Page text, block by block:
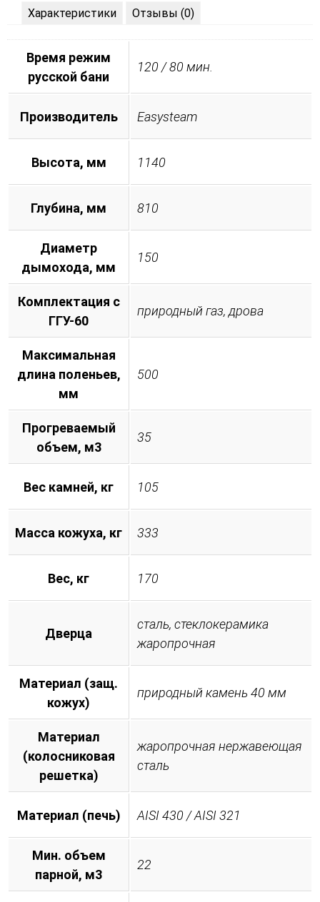
Характеристики Отзывы (0)
Время режим
русской бани
120 / 80 мин.
Производитель Easysteam
Высота, мм 1140
Глубина, мм 810
Диаметр
дымохода, мм
150
Комплектация с
ГГУ-60
природный газ, дрова
Максимальная
длина поленьев,
мм
500
Прогреваемый
объем, м3
35
Вес камней, кг 105
Масса кожуха, кг 333
Вес, кг 170
Дверца
сталь, стеклокерамика
жаропрочная
Материал (защ.
кожух)
природный камень 40 мм
Материал
(колосниковая
решетка)
жаропрочная нержавеющая
сталь
Материал (печь) AISI 430 / AISI 321
Мин. объем
парной, м3
22